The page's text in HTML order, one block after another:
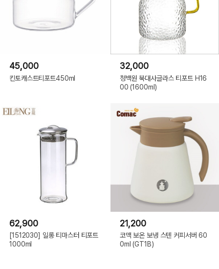
45,000
킨토캐스트티포트450ml
32,000
청백원 북대사글라스 티포트 H16
00 (1600ml)
62,900
[1512030] 일롱 티마스터 티포트
1000ml
21,200
코맥 보온 보냉 스텐 커피서버 60
0ml (GT1B)